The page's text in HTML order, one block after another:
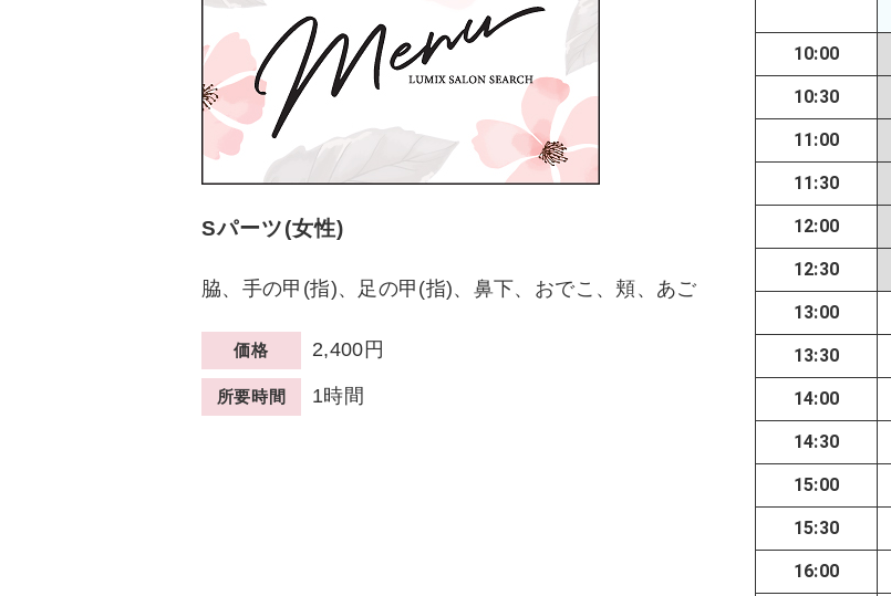
Sパーツ(女性)
脇、手の甲(指)、足の甲(指)、鼻下、おでこ、頬、あご
価格 2,400円
所要時間 1時間
10:00
10:30
11:00
11:30
12:00
12:30
13:00
13:30
14:00
14:30
15:00
15:30
16:00